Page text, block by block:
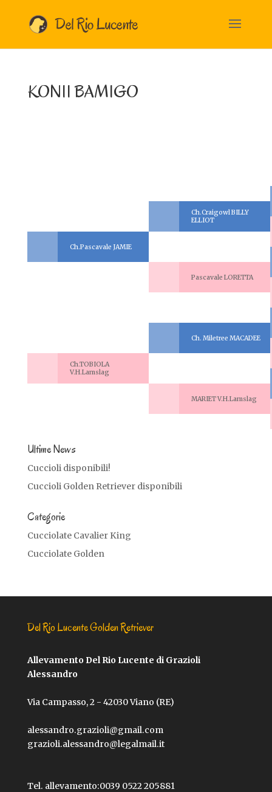
KONII BAMIGO
Ch.Pascavale JAMIE
Ch.TOBIOLA
V.H.Lamslag
Ch.Craigowl BILLY
ELLIOT
Pascavale LORETTA
Ch. Miletree MACADEE
MARIET V.H.Lamslag
Ultime News
Cuccioli disponibili!
Cuccioli Golden Retriever disponibili
Categorie
Cucciolate Cavalier King
Cucciolate Golden
Del Rio Lucente Golden Retriever
Allevamento Del Rio Lucente di Grazioli
Alessandro
Via Campasso, 2 - 42030 Viano (RE)
alessandro.grazioli@gmail.com
grazioli.alessandro@legalmail.it
Tel. allevamento:0039 0522 205881